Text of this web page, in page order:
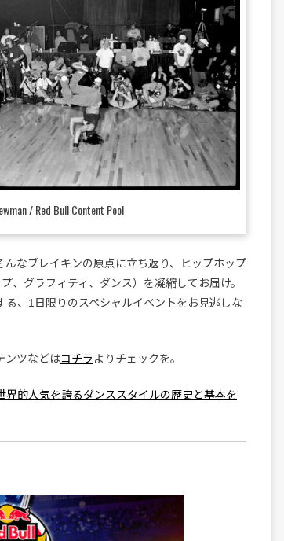
/ Red Bull Content Pool
なブレイキンの原点に立ち返り、ヒップホップ
、グラフィティ、ダンス）を凝縮してお届け。
る、1日限りのスペシャルイベントをお見逃しな
ンツなどはコチラ よりチェックを。
界的人気を誇るダンススタイルの歴史と基本を